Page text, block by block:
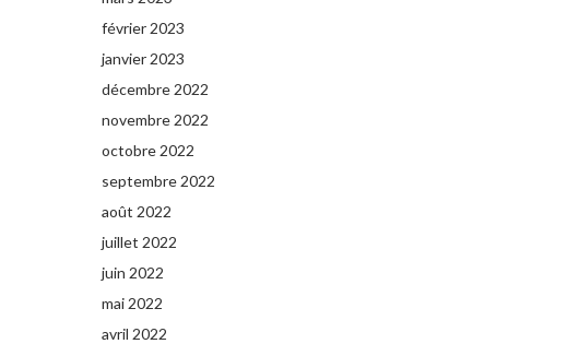
février 2023
janvier 2023
décembre 2022
novembre 2022
octobre 2022
septembre 2022
août 2022
juillet 2022
juin 2022
mai 2022
avril 2022